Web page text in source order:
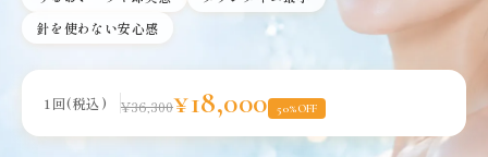
針を使わない安心感
1回(税込) ¥36,300¥18,000 50%OFF